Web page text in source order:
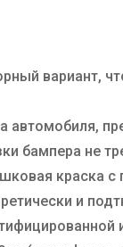
вариант,
автомобиля,
бампера не
краска
и